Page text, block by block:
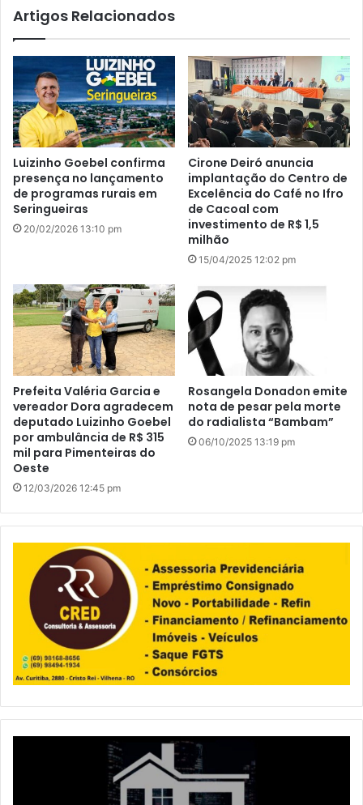
Artigos Relacionados
Luizinho Goebel confirma
presença no lançamento
de programas rurais em
Seringueiras
20/02/2026 13:10 pm
Cirone Deiró anuncia
implantação do Centro de
Excelência do Café no Ifro
de Cacoal com
investimento de R$ 1,5
milhão
15/04/2025 12:02 pm
Prefeita Valéria Garcia e
vereador Dora agradecem
deputado Luizinho Goebel
por ambulância de R$ 315
mil para Pimenteiras do
Oeste
12/03/2026 12:45 pm
Rosangela Donadon emite
nota de pesar pela morte
do radialista “Bambam”
06/10/2025 13:19 pm